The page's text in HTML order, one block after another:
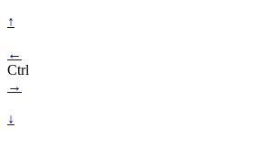
↑
←
Ctrl
→
↓